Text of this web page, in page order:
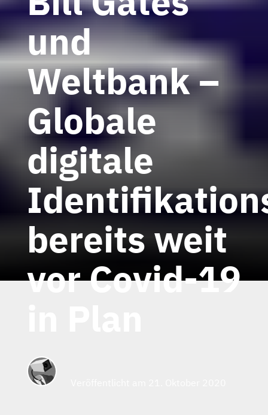
und
Weltbank –
Globale
digitale
bereits weit
vor Covid-19